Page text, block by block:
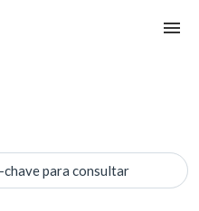
para consultar